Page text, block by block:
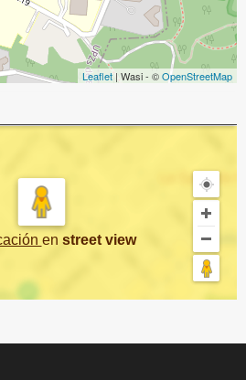
Leaflet| Wasi - ©OpenStreetMap
en street view